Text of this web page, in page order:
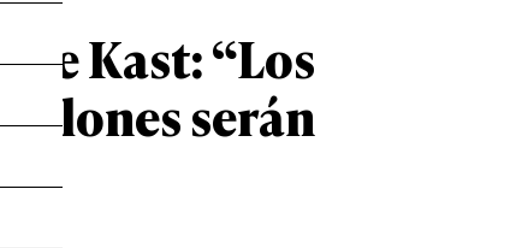
Kast: “Los
serán